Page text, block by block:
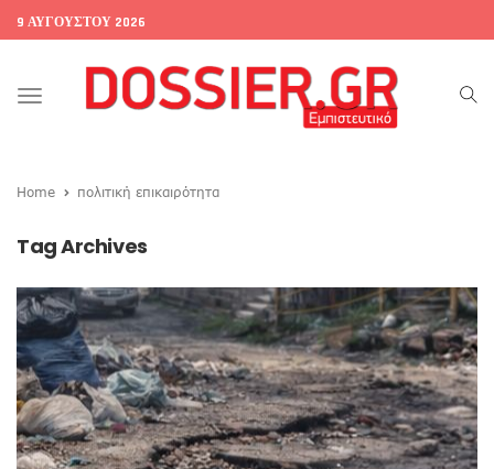
9 ΑΥΓΟΎΣΤΟΥ 2026
Toggle
Home πολιτική επικαιρότητα
Tag Archives